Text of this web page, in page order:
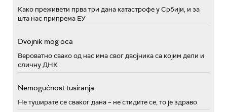
Како преживети прва три дана катастрофе у Србији, и за
шта нас припрема ЕУ
Dvojnik mog oca
Вероватно свако од нас има свог двојника са којим дели и
сличну ДНК
Nemogućnost tusiranja
Не туширате се сваког дана – не стидите се, то је здраво